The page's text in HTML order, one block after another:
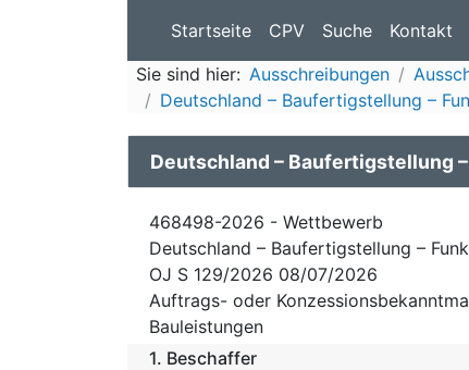
Startseite CPV Suche Kontakt
Sie sind hier: Ausschreibungen
Deutschland – Baufertigstellung –
Deutschland – Baufertigstellung
468498-2026 - Wettbewerb
Deutschland – Baufertigstellung –
OJ S 129/2026 08/07/2026
Auftrags- oder
Bauleistungen
1. Beschaffer